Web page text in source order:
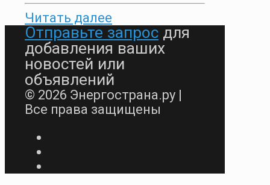
Читать далее
Отправьте запрос для
добавления ваших
новостей или
объявлений
© 2026 Энергострана.ру |
Все права защищены